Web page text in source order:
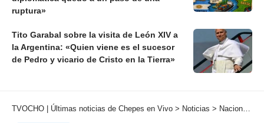
ruptura»
Tito Garabal sobre la visita de León XIV a
la Argentina: «Quien viene es el sucesor
de Pedro y vicario de Cristo en la Tierra»
TVOCHO | Últimas noticias de Chepes en Vivo > Noticias > Nacionales